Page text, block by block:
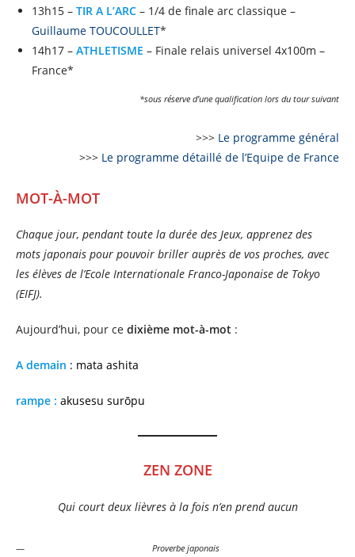
13h15 – TIR A L’ARC – 1/4 de finale arc classique –
Guillaume TOUCOULLET*
14h17 – ATHLETISME – Finale relais universel 4x100m –
France*
*sous réserve d’une qualification lors du tour suivant
>>> Le programme général
>>> Le programme détaillé de l’Equipe de France
MOT-À-MOT
Chaque jour, pendant toute la durée des Jeux, apprenez des
mots japonais pour pouvoir briller auprès de vos proches, avec
les élèves de l’Ecole Internationale Franco-Japonaise de Tokyo
(EIFJ).
Aujourd’hui, pour ce dixième mot-à-mot :
A demain : mata ashita
rampe : akusesu surōpu
ZEN ZONE
Qui court deux lièvres à la fois n’en prend aucun
Proverbe japonais